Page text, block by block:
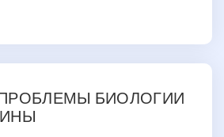
БИОЛОГИИ